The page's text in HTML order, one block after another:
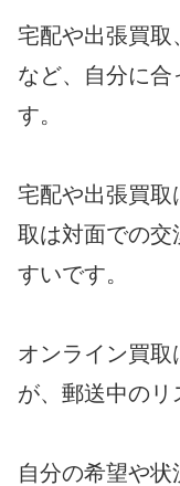
宅配や出張買取
など、自分に
す。
宅配や出張買取
取は対面での交
すいです。
オンライン買
が、郵送中のリ
自分の希望や